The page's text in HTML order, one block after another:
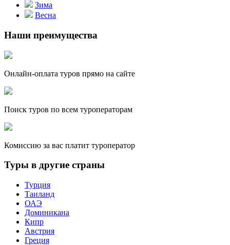
Зима
Весна
Наши преимущества
Онлайн-оплата туров прямо на сайте
Поиск туров по всем туроператорам
Комиссию за вас платит туроператор
Туры в другие страны
Турция
Таиланд
ОАЭ
Доминикана
Кипр
Австрия
Греция